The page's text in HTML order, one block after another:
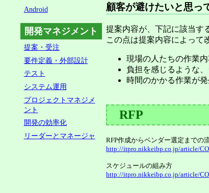
Android
開発マネジメント
提案・受注
要件定義・外部設計
テスト
システム運用
プロジェクトマネジメ
ント
開発の効率化
リーダーとマネージャ
顧客が避けたいと思っ
提案内容が、下記に該当す
この点は提案内容によって
現場の人たちの作業
負担を感じるような
時間のかかる作業が
RFP
RFP作成からベンダー選定までの
http://itpro.nikkeibp.co.jp/article/
スケジュールの組み方
http://itpro.nikkeibp.co.jp/article/